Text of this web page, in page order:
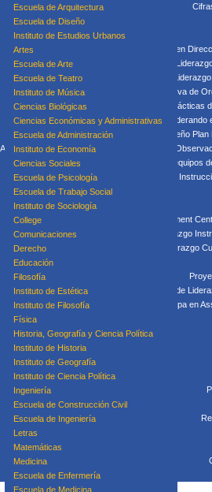
Escuela de Arquitectura
Escuela de Diseño
Instituto de Estudios Urbanos
Artes
Escuela de Arte
Escuela de Teatro
Instituto de Música
Ciencias Biológicas
Ciencias Económicas y Administrativas
Escuela de Administración
Instituto de Economía
Ciencias Sociales
Escuela de Psicología
Escuela de Trabajo Social
Instituto de Sociología
College
Comunicaciones
Derecho
Educación
Filosofía
Instituto de Estética
Instituto de Filosofía
Física
Historia, Geografía y Ciencia Política
Instituto de Historia
Instituto de Geografía
Instituto de Ciencia Política
Ingeniería
Escuela de Construcción Civil
Escuela de Ingeniería
Letras
Matemáticas
Medicina
Escuela de Enfermería
Escuela de Medicina
Diplomado en
Diplomado en
Diplomado en
Diplomado en Gestión Directiva de
Taller: Prácticas
Taller: Liderando
Taller: Diseño
Para la Mejora Pedagógica:
Taller: Prácticas clave para equipos
Curso: Liderazgo
Assessment
Equipos de Liderazgo
Liderazgo
Laboratorio de
Participa en
de Lourdes (Osorno) y recientemente
el observador al observar? Análisis de
procesos de auto-observación de
les dio la
registro
venían en
el
debían
eran muy
juicios”,
ejercicio.
estaban
verse en
el trabajo (de los profesores) en lo que
que pocas veces cuestionan y que
procesos de mejora: “el potencial de aplicación
la sala de clases”, lo que les permite tomar
de su rutina habitual, y por ello no son conscientes